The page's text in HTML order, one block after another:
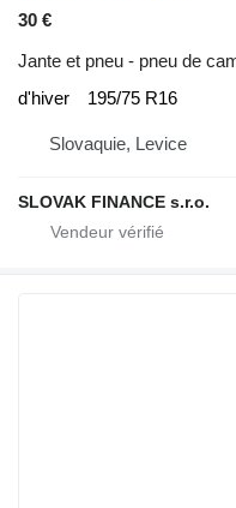
30 €
Jante et pneu - pneu de
d'hiver
195/75 R16
Slovaquie, Levice
SLOVAK FINANCE s.r.o.